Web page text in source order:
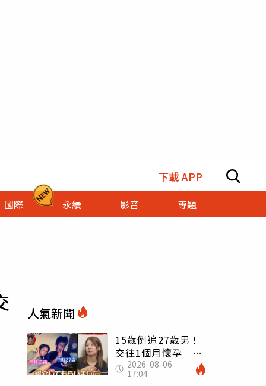
下載 APP
國際 永續 影音 專題
人氣新聞
15歲倒追27歲男！
交往1個月懷孕 36
歲當阿嬤故事曝光
2026-08-06
17:04